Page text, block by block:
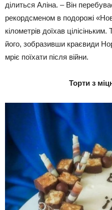
ділиться Аліна. – Він
рекордсменом в подорожі
кілометрів доїхав
його, зобразивши краєвиди
мріє поїхати після війни.
Торти з